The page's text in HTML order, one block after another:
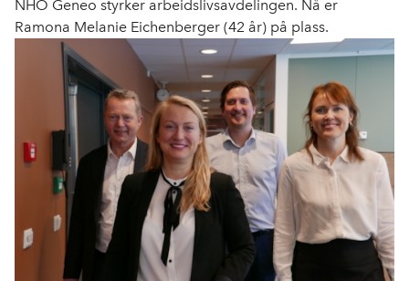
NHO Geneo styrker arbeidslivsavdelingen. Nå er
Ramona Melanie Eichenberger (42 år) på plass.